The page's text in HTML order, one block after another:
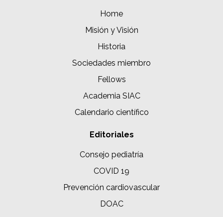
Home
Misión y Visión
Historia
Sociedades miembro
Fellows
Academia SIAC
Calendario científico
Editoriales
Consejo pediatría
COVID 19
Prevención cardiovascular
DOAC